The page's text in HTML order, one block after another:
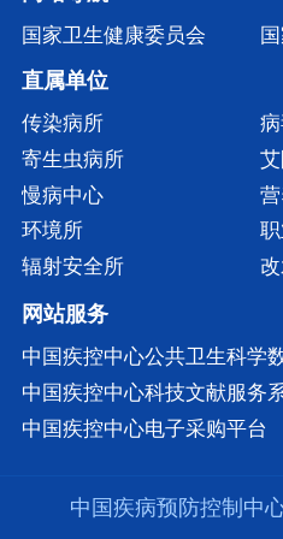
国家卫生健康委员会
直属单位
传染病所
寄生虫病所
慢病中心
环境所
辐射安全所
网站服务
中国疾控中心公共卫生科学
中国疾控中心科技文献服务
中国疾控中心电子采购平台
中国疾病预防控制中